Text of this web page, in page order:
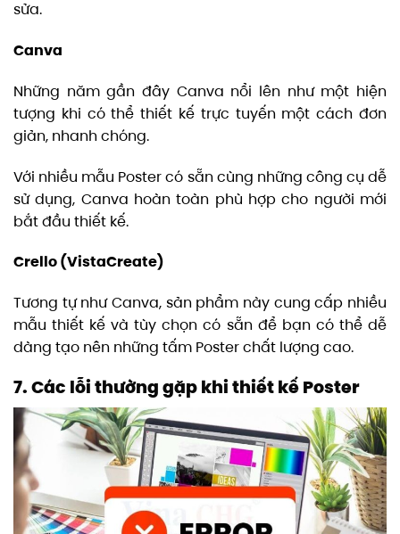
sửa.
Canva
Những năm gần đây Canva nổi lên như một hiện
tượng khi có thể thiết kế trực tuyến một cách đơn
giản, nhanh chóng.
Với nhiều mẫu Poster có sẵn cùng những công cụ dễ
sử dụng, Canva hoàn toàn phù hợp cho người mới
bắt đầu thiết kế.
Crello (VistaCreate)
Tương tự như Canva, sản phẩm này cung cấp nhiều
mẫu thiết kế và tùy chọn có sẵn để bạn có thể dễ
dàng tạo nên những tấm Poster chất lượng cao.
7. Các lỗi thường gặp khi thiết kế Poster